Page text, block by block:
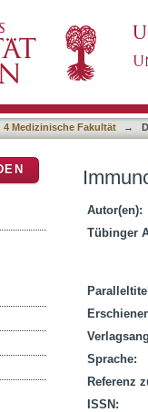
4 Medizinische Fakultät →
Autor(en):
Tübinger
Sprache:
Referenz
ISSN: